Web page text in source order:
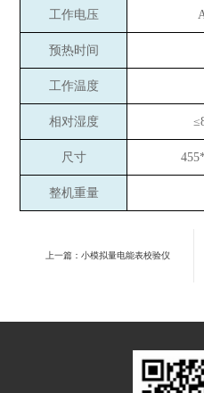
工作电压
预热时间
工作温度
相对湿度
尺寸
整机重量
上一篇：小模拟量电能表校验仪